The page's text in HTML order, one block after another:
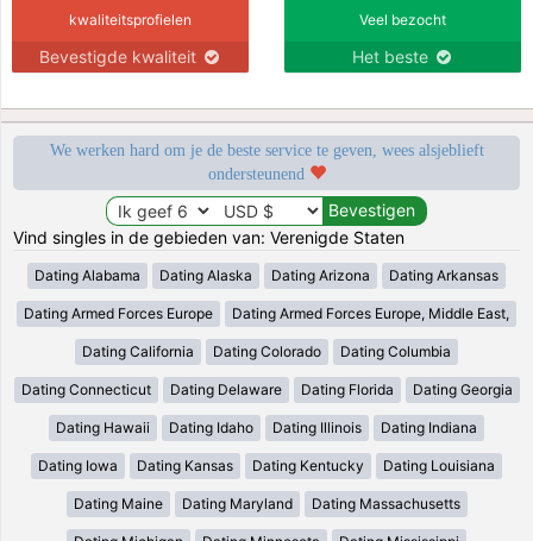
kwaliteitsprofielen
Bevestigde kwaliteit
Veel bezocht
Het beste
We werken hard om je de beste service te geven, wees alsjeblieft
ondersteunend
Vind singles in de gebieden van: Verenigde Staten
Dating Alabama Dating Alaska Dating Arizona Dating Arkansas
Dating Armed Forces Europe Dating Armed Forces Europe, Middle East,
Dating California Dating Colorado Dating Columbia
Dating Connecticut Dating Delaware Dating Florida Dating Georgia
Dating Hawaii Dating Idaho Dating Illinois Dating Indiana
Dating Iowa Dating Kansas Dating Kentucky Dating Louisiana
Dating Maine Dating Maryland Dating Massachusetts